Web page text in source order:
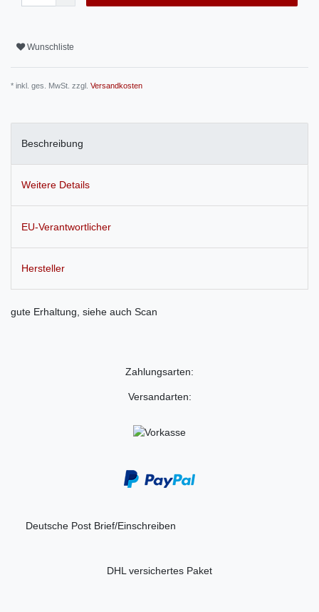
Wunschliste
* inkl. ges. MwSt. zzgl. Versandkosten
Beschreibung
Weitere Details
EU-Verantwortlicher
Hersteller
gute Erhaltung, siehe auch Scan
Zahlungsarten:
Versandarten:
Deutsche Post Brief/Einschreiben
DHL versichertes Paket